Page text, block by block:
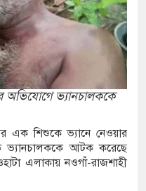
নিশানায়,
অভিযোগে ভ্যানচালককে
এক শিশুকে ভ্যানে নেওয়ার
ভ্যানচালককে আটক করেছে
এলাকায় নওগাঁ-রাজশাহী